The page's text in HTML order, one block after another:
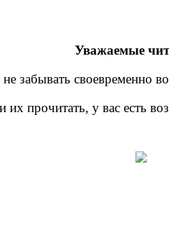
Уважаемые
забывать своевременно
их прочитать, у вас есть